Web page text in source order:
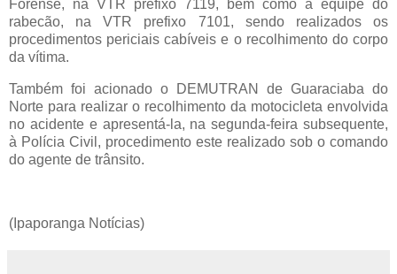
Forense, na VTR prefixo 7119, bem como a equipe do
rabecão, na VTR prefixo 7101, sendo realizados os
procedimentos periciais cabíveis e o recolhimento do corpo
da vítima.
Também foi acionado o DEMUTRAN de Guaraciaba do
Norte para realizar o recolhimento da motocicleta envolvida
no acidente e apresentá-la, na segunda-feira subsequente,
à Polícia Civil, procedimento este realizado sob o comando
do agente de trânsito.
(Ipaporanga Notícias)